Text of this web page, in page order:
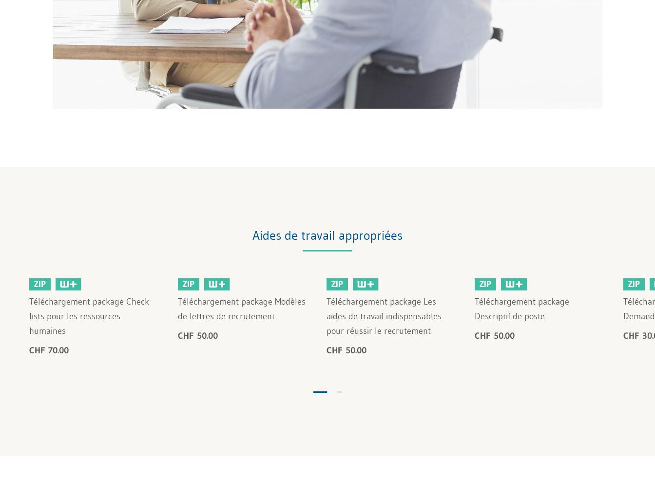
Aides de travail appropriées
ZIP
Téléchargement package Check-
lists pour les ressources
humaines
CHF 70.00
ZIP
Téléchargement package Modèles
de lettres de recrutement
CHF 50.00
ZIP
Téléchargement package Les
aides de travail indispensables
pour réussir le recrutement
CHF 50.00
ZIP
Téléchargement package
Descriptif de poste
CHF 50.00
ZIP
CHF